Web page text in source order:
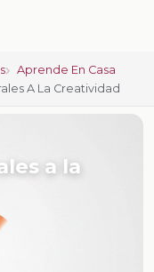
Aprende En Casa
A La Creatividad
a la